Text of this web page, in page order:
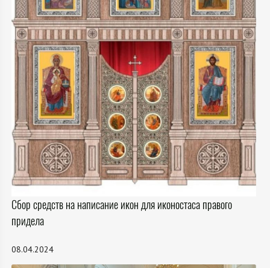
Сбор средств на написание икон для иконостаса правого
придела
08.04.2024